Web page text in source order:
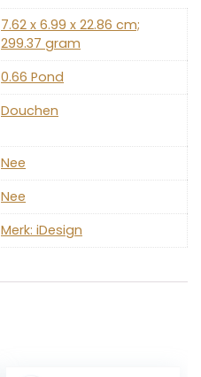
‎7.62 x 6.99 x 22.86 cm;
299.37 gram
‎0.66 Pond
‎Douchen
‎Nee
‎Nee
Merk: iDesign